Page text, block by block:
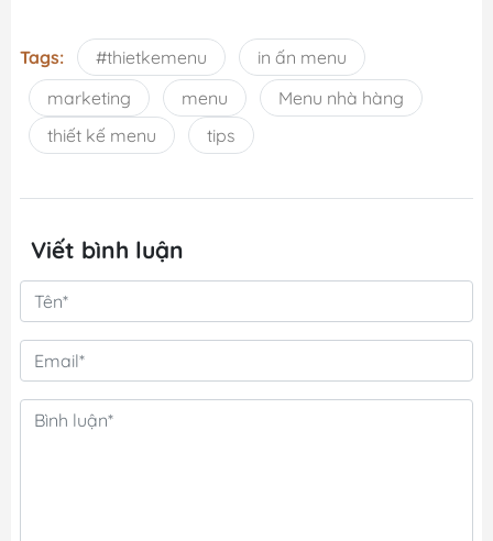
Tags: #thietkemenu
in ấn menu
marketing
menu
Menu nhà hàng
thiết kế menu
tips
Viết bình luận